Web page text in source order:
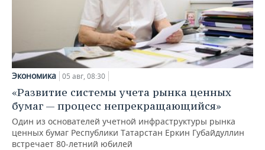
Экономика 05 авг, 08:30
«Развитие системы учета рынка ценных
бумаг — процесс непрекращающийся»
Один из основателей учетной инфраструктуры рынка
ценных бумаг Республики Татарстан Еркин Губайдуллин
встречает 80-летний юбилей